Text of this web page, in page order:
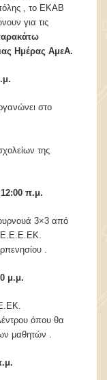
, το ΕΚΑΒ
για τις
Ημέρας ΑμεΑ.
στο
της
π.μ.
3×3 από
Ε.Ε.Ε.ΕΚ.
.
μ.μ.
όπου θα
μαθητών .